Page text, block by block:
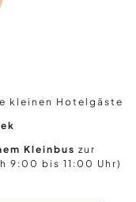
kleinen Hotelgäste
Kleinbus zur
9:00 bis 11:00 Uhr)